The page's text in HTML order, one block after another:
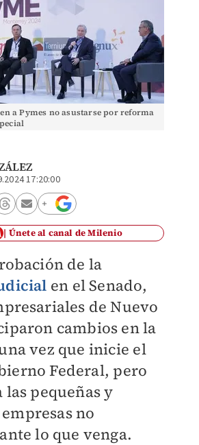
a Pymes no asustarse por reforma
17:20:00
Únete al canal de Milenio
de la
en el Senado,
de Nuevo
cambios en la
vez que inicie el
Federal, pero
pequeñas y
no
lo que venga.